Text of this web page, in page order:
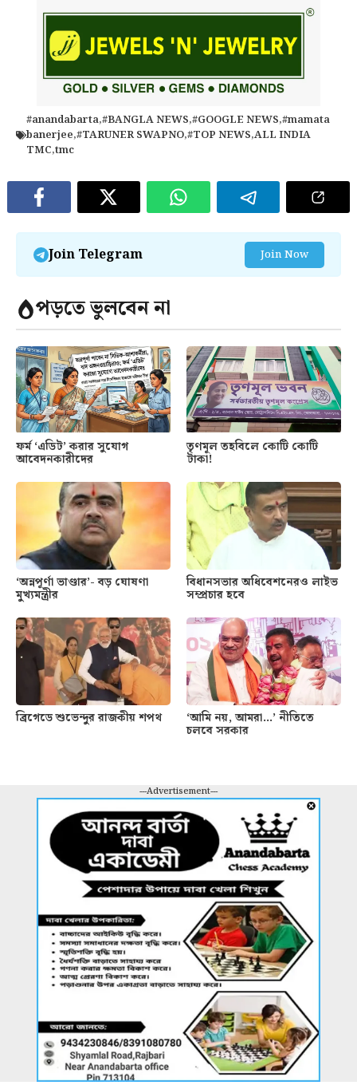
#anandabarta,#BANGLA NEWS,#GOOGLE NEWS,#mamata
banerjee,#TARUNER SWAPNO,#TOP NEWS,ALL INDIA
TMC,tmc
Join Telegram Join Now
পড়তে ভুলবেন না
ফর্ম ‘এডিট’ করার সুযোগ
আবেদনকারীদের
তৃণমূল তহবিলে কোটি কোটি
টাকা!
‘অন্নপূর্ণা ভাণ্ডার’- বড় ঘোষণা
মুখ্যমন্ত্রীর
বিধানসভার অধিবেশনেরও লাইভ
সম্প্রচার হবে
ব্রিগেডে শুভেন্দুর রাজকীয় শপথ ‘আমি নয়, আমরা…’ নীতিতে
চলবে সরকার
---Advertisement---